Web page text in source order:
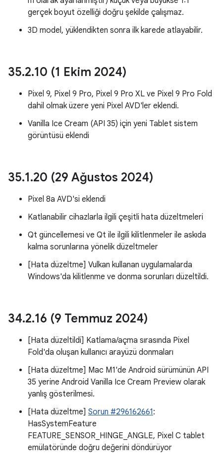
gerçek boyut özelliği doğru şekilde çalışmaz.
3D model, yüklendikten sonra ilk karede atlayabilir.
35.2.10 (1 Ekim 2024)
Pixel 9, Pixel 9 Pro, Pixel 9 Pro XL ve Pixel 9 Pro Fold
dahil olmak üzere yeni Pixel AVD'ler eklendi.
Vanilla Ice Cream (API 35) için yeni Tablet sistem
görüntüsü eklendi
35.1.20 (29 Ağustos 2024)
Pixel 8a AVD'si eklendi
Katlanabilir cihazlarla ilgili çeşitli hata düzeltmeleri
Qt güncellemesi ve Qt ile ilgili kilitlenmeler ile askıda
kalma sorunlarına yönelik düzeltmeler
[Hata düzeltme] Vulkan kullanan uygulamalarda
Windows'da kilitlenme ve donma sorunları düzeltildi.
34.2.16 (9 Temmuz 2024)
[Hata düzeltildi] Katlama/açma sırasında Pixel
Fold'da oluşan kullanıcı arayüzü donmaları
[Hata düzeltme] Mac M1'de Android sürümünün API
35 yerine Android Vanilla Ice Cream Preview olarak
yanlış gösterilmesi.
[Hata düzeltme] Sorun #296162661:
HasSystemFeature
FEATURE_SENSOR_HINGE_ANGLE, Pixel C tablet
emülatöründe doğru değerini döndürüyor